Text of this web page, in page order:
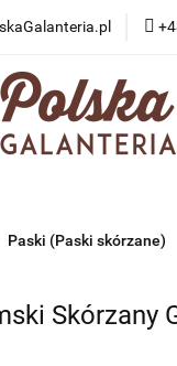
PORADY
Paski (Paski skórzane)
Skórzany